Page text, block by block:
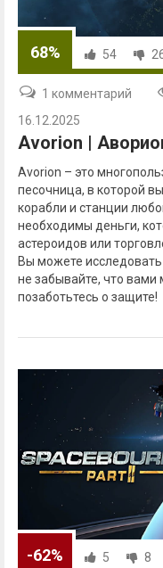
68% 54
1 комментарий
16.12.2025
Avorion |
Avorion – это
песочница, в которой
корабли и станции
необходимы деньги,
астероидов или
Вы можете
не забывайте, что вами
позаботьтесь о защите!
-62% 5 8